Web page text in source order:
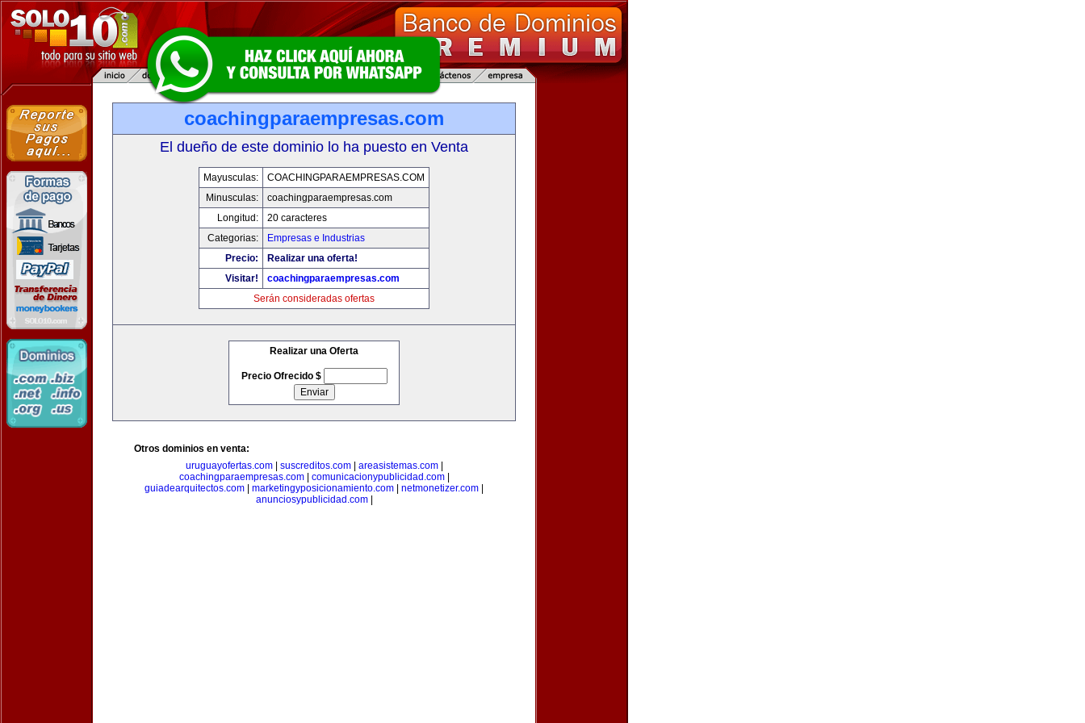
coachingparaempresas.com
El dueño de este dominio lo ha puesto en Venta
Mayusculas:
COACHINGPARAEMPRESAS.COM
Minusculas:
coachingparaempresas.com
Longitud:
20 caracteres
Categorias:
Empresas e Industrias
Precio:
Realizar una oferta!
Visitar!
coachingparaempresas.com
Serán consideradas ofertas
Realizar una Oferta
Precio Ofrecido $
Otros dominios en venta:
uruguayofertas.com| suscreditos.com| areasistemas.com|
coachingparaempresas.com| comunicacionypublicidad.com|
guiadearquitectos.com
marketingyposicionamiento.com netmonetizer.com
anunciosypublicidad.com|